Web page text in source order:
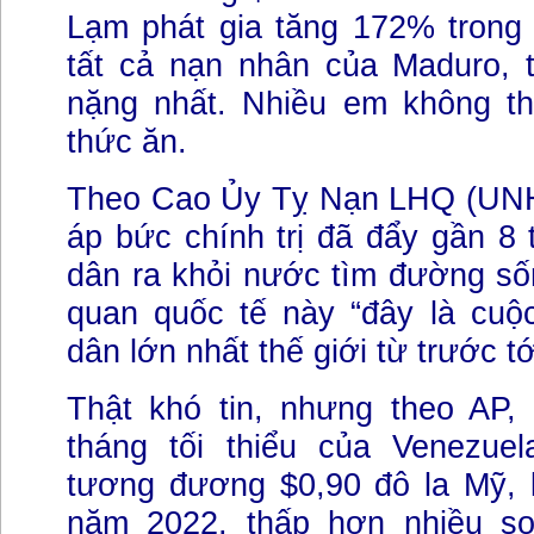
Lạm phát gia tăng 172%
tất cả nạn nhân của Maduro,
nặng nhất. Nhiều em không
thức ăn.
Theo Cao Ủy Tỵ Nạn LHQ
áp bức chính trị đã đẩy gần 8
dân ra khỏi nước tìm đường
quan quốc tế này “đây là
dân lớn nhất thế giới từ trước
Thật khó tin, nhưng theo
tháng tối thiểu của
tương đương $0,90 đô la Mỹ,
năm 2022, thấp hơn nhiều